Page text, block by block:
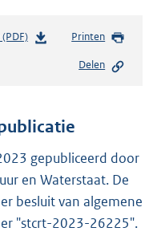
b
n
s
r
o
o
Printen
Delen
gepubliceerd door
en Waterstaat. De
besluit van algemene
"stcrt-2023-26225".